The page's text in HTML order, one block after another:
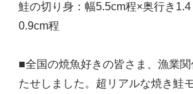
鮭の切り身：幅5.5cm程×奥行き
0.9cm程
■全国の焼魚好きの皆さま、漁業
たせしました。超リアルな焼き鮭